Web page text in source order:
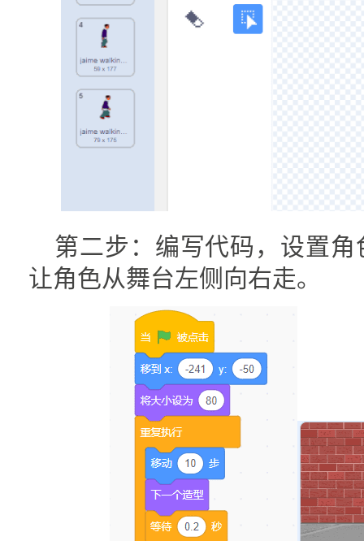
第二步：编写代码，设置
让角色从舞台左侧向右走。